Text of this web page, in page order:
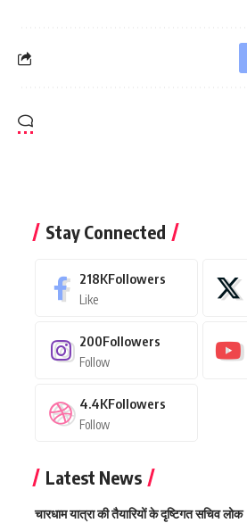
Stay Connected
218KFollowers
Like
200Followers
Follow
4.4KFollowers
Follow
Latest News
चारधाम यात्रा की तैयारियों के दृष्टिगत सचिव लोक